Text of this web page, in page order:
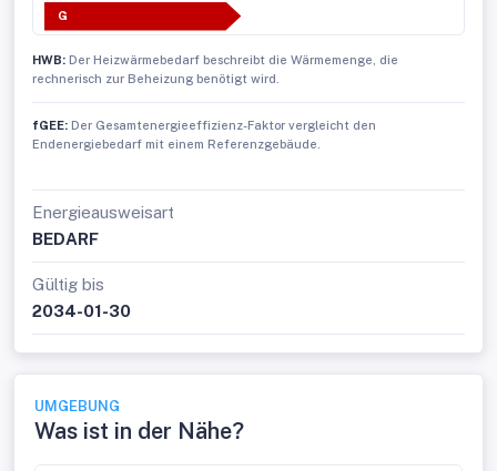
G
HWB: Der Heizwärmebedarf beschreibt die Wärmemenge, die
rechnerisch zur Beheizung benötigt wird.
fGEE: Der Gesamtenergieeffizienz-Faktor vergleicht den
Endenergiebedarf mit einem Referenzgebäude.
Energieausweisart
BEDARF
Gültig bis
2034-01-30
UMGEBUNG
Was ist in der Nähe?